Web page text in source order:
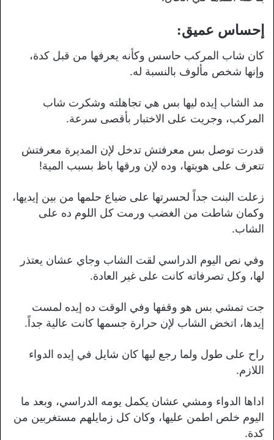
إحساس عميق:
كان شاب المركب حاسس وكأنه يعرفها من قبل كدة،
وإنها شخص مألوف بالنسبة له.
مد الشاب إيده ليها بس هي تجاهلته وشكرت شاب
المركب، وجريت على الاختبار بأقصى سرعة.
قدرت توصل بس معرفتش تدخل لإن المديرة معرفتش
تتعرف على هويتها، وده لإن ورقها باظ بسبب المية!
زعلت البنت جداً لحسرتها على ضياع حلمها من بين إيديها،
وكمان شاطت من الغضب ورمت كل اللوم ده على
الشاب.
وفي نص اليوم الدراسي لقت الشاب وجاي عشان يعتذر
لها، وكل تصرفاته كانت على غير العادة.
جت تمشي بس هو وقفها وفي الوقت ده إيده لمست
إيدها، اتخض الشاب لإن حرارة جسمها كانت عالية جداً.
راح على طول ولما رجع ليها كان شايل في إيده الدواء
اللازم.
اداها الدواء ومشي عشان يكمل يومه الدراسي، وبعد ما
اليوم خلص اطمن عليها، وكان كل زمايلهم مستغربين من
كدة.